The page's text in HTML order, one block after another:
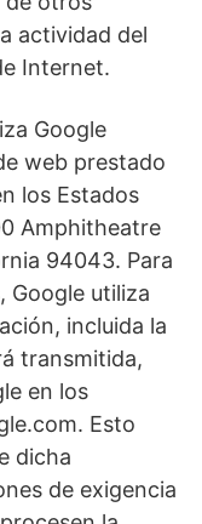
actividad del
Internet.
Google
web prestado
los Estados
Amphitheatre
94043. Para
Google utiliza
incluida la
transmitida,
en los
Esto
dicha
de exigencia